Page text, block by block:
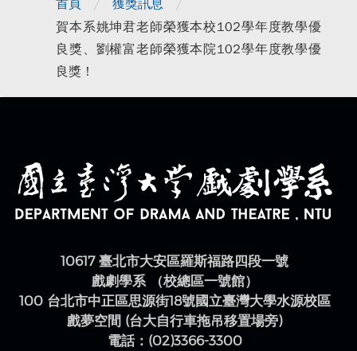
首頁 獲獎訊息
賀本系姚坤君老師榮獲本校102學年度教學優
良獎、劉權富老師榮獲本院102學年度教學優
良獎！
10617 臺北市大安區羅斯福路四段一號
戲劇學系 （校總區一號館）
100 台北市中正區思源街18號國立臺灣大學水源校區
戲夢空間 (台大自行車拖吊移置場旁)
電話：(02)3366-3300